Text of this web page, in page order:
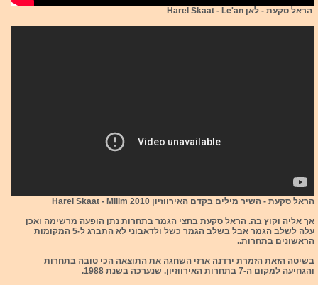
הראל סקעת - לאן Harel Skaat - Le'an
הראל סקעת - השיר מילים בקדם האירווזיון 2010 Harel Skaat - Milim
אך אליה וקוץ בה. הראל סקעת בחצי הגמר בתחרות נתן הופעה מרשימה ואכן
עלה לשלב הגמר אבל בשלב הגמר כשל ולדאבוני לא התברג ל-5 המקומות
הראשונים בתחרות..
בשיטה הזאת הזמרת ירדנה ארזי השחגה את התוצאה הכי טובה בתחרות
והגחיעה למקום ה-7 בתחרות האירווזיון. שנערכה בשנת 1988.